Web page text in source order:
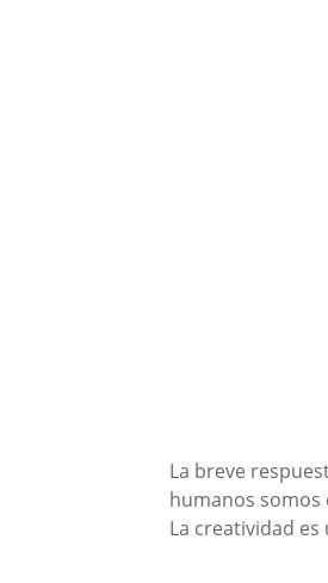
La breve
humanos somos
La creatividad